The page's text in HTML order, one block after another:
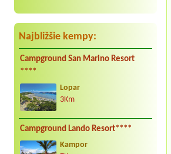
Najbližšie kempy:
Campground San Marino Resort
****
Lopar
3Km
Campground Lando Resort****
Kampor